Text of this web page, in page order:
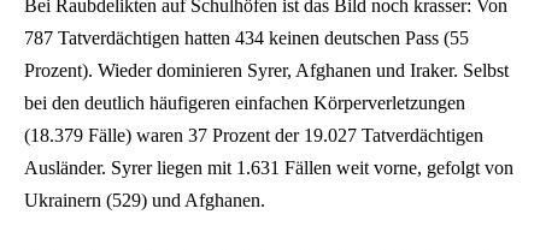
Bei Raubdelikten auf Schulhöfen ist das Bild noch krasser: Von
787 Tatverdächtigen hatten 434 keinen deutschen Pass (55
Prozent). Wieder dominieren Syrer, Afghanen und Iraker. Selbst
bei den deutlich häufigeren einfachen Körperverletzungen
(18.379 Fälle) waren 37 Prozent der 19.027 Tatverdächtigen
Ausländer. Syrer liegen mit 1.631 Fällen weit vorne, gefolgt von
Ukrainern (529) und Afghanen.